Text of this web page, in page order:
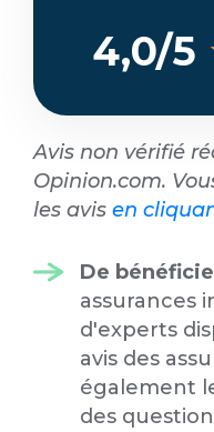
4,0/5
Avis non vérifié
Opinion.com.
les avis en
De
assurances
d'experts
avis des
également
des